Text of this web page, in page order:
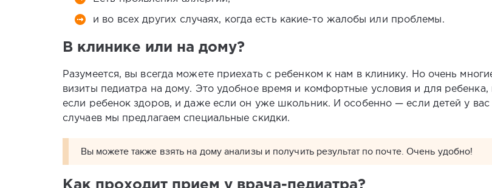
и во всех других случаях, когда есть какие-то жалобы или проблемы.
В клинике или на дому?
Разумеется, вы всегда можете приехать с ребенком к нам в клинику. Но очень
визиты педиатра на дому. Это удобное время и комфортные условия и для
если ребенок здоров, и даже если он уже школьник. И особенно — если детей у вас
случаев мы предлагаем специальные скидки.
Вы можете также взять на дому анализы и получить результат по почте. Очень удобно!
Как проходит прием у врача-педиатра?